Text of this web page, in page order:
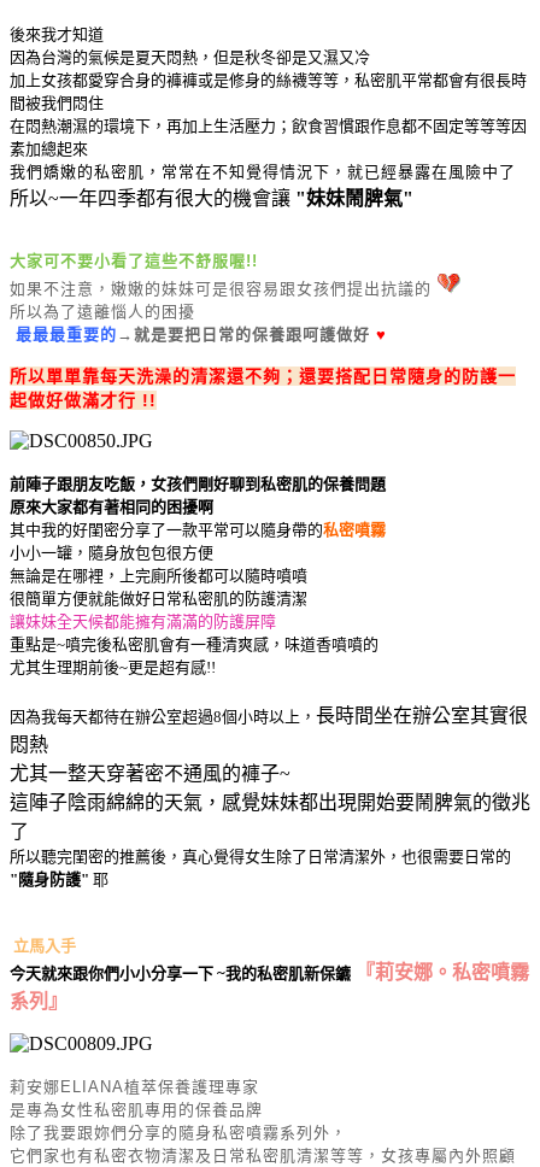
後來我才知道
因為台灣的氣候是夏天悶熱，但是秋冬卻是又濕又冷
加上女孩都愛穿合身的褲褲或是修身的絲襪等等，私密肌平常都會有很長時
間被我們悶住
在悶熱潮濕的環境下，再加上生活壓力；飲食習慣跟作息都不固定等等等因
素加總起來
我們嬌嫩的私密肌，常常在不知覺得情況下，就已經暴露在風險中了
所以~一年四季都有很大的機會讓 "妹妹鬧脾氣"
大家可不要小看了這些不舒服喔!!
如果不注意，嫩嫩的妹妹可是很容易跟女孩們提出抗議的
所以為了遠離惱人的困擾
最最最重要的 →就是要把日常的保養跟呵護做好 ♥
所以單單靠每天洗澡的清潔還不夠；還要搭配日常隨身的防護一
起做好做滿才行 !!
前陣子跟朋友吃飯，女孩們剛好聊到私密肌的保養問題
原來大家都有著相同的困擾啊
其中我的好閨密分享了一款平常可以隨身帶的私密噴霧
小小一罐，隨身放包包很方便
無論是在哪裡，上完廁所後都可以隨時噴噴
很簡單方便就能做好日常私密肌的防護清潔
讓妹妹全天候都能擁有滿滿的防護屏障
重點是~噴完後私密肌會有一種清爽感，味道香噴噴的
尤其生理期前後~更是超有感!!
因為我每天都待在辦公室超過8個小時以上， 長時間坐在辦公室其實很
悶熱
尤其一整天穿著密不通風的褲子~
這陣子陰雨綿綿的天氣，感覺妹妹都出現開始要鬧脾氣的徵兆
了
所以聽完閨密的推薦後，真心覺得女生除了日常清潔外，也很需要日常的
"隨身防護" 耶
立馬入手
今天就來跟你們小小分享一下 ~我的私密肌新保鑣
『莉安娜。私密噴霧
系列』
莉安娜ELIANA植萃保養護理專家
是專為女性私密肌專用的保養品牌
除了我要跟妳們分享的隨身私密噴霧系列外，
它們家也有私密衣物清潔及日常私密肌清潔等等，女孩專屬內外照顧